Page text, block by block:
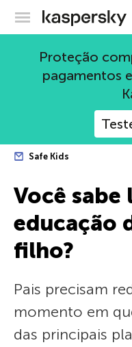
Proteção
pagamentos
Safe Kids
Você sabe
educação
filho?
Pais precisam
momento em
das principais